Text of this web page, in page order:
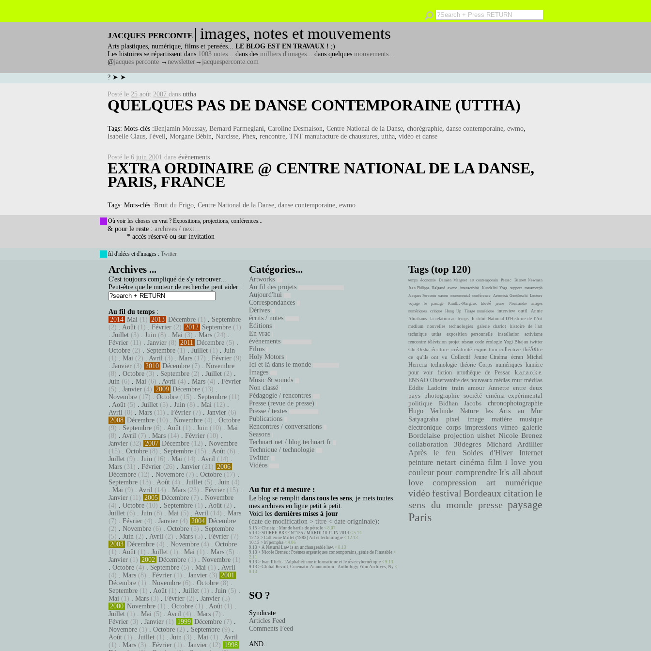
jacques perconte images, notes et mouvements
Arts plastiques, numérique, films et pensées... LE BLOG EST EN TRAVAUX ! ;)
Les histoires se répartissent dans 1003 notes... dans des milliers d'images... dans quelques mouvements...
@jacques perconte → newsletter→ jacquesperconte.com
? ➤ ➤
Posté le 25 août 2007 dans uttha
QUELQUES PAS DE DANSE CONTEMPORAINE (UTTHA)
Tags: Mots-clés :Benjamin Moussay, Bernard Parmegiani, Caroline Desmaison, Centre National de la Danse, chorégraphie, danse contemporaine, ewmo,
Isabelle Claus, l'éveil, Morgane Bébin, Narcisse, Phex, rencontre, TNT manufacture de chaussures, uttha, vidéo et danse
Posté le 6 juin 2001 dans évènements
EXTRA ORDINAIRE @ CENTRE NATIONAL DE LA DANSE,
PARIS, FRANCE
Tags: Mots-clés :Bruit du Frigo, Centre National de la Danse, danse contemporaine, ewmo
Où voir les choses en vrai ? Expositions, projections, conférences...
& pour le reste : archives / next...
* accès réservé ou sur invitation
fil d'idées et d'images : Twitter
Archives ...
C'est toujours compliqué de s'y retrouver...
Peut-être que le moteur de recherche peut aider :
Au fil du temps :
2014 Mai (1) 2013 Décembre (1) . Septembre
(2) . Août (1) . Février (2) 2012 Septembre (1)
. Juillet (3) . Juin (8) . Mai (3) . Mars (24) .
Février (11) . Janvier (8) 2011 Décembre (5) .
Octobre (2) . Septembre (1) . Juillet (1) . Juin
(1) . Mai (2) . Avril (3) . Mars (17) . Février (9)
. Janvier (3) 2010 Décembre (7) . Novembre
(8) . Octobre (3) . Septembre (2) . Juillet (2) .
Juin (6) . Mai (6) . Avril (4) . Mars (4) . Février
(5) . Janvier (4) 2009 Décembre (13) .
Novembre (17) . Octobre (15) . Septembre (11)
. Août (5) . Juillet (5) . Juin (8) . Mai (12) .
Avril (8) . Mars (11) . Février (7) . Janvier (6)
2008 Décembre (10) . Novembre (4) . Octobre
(9) . Septembre (6) . Août (1) . Juin (10) . Mai
(8) . Avril (7) . Mars (14) . Février (10) .
Janvier (32) 2007 Décembre (12) . Novembre
(15) . Octobre (8) . Septembre (15) . Août (6) .
Juillet (9) . Juin (16) . Mai (14) . Avril (14) .
Mars (31) . Février (26) . Janvier (21) 2006
Décembre (12) . Novembre (7) . Octobre (17) .
Septembre (13) . Août (4) . Juillet (5) . Juin (4)
. Mai (9) . Avril (14) . Mars (23) . Février (15) .
Janvier (11) 2005 Décembre (7) . Novembre
(4) . Octobre (10) . Septembre (1) . Août (2) .
Juillet (6) . Juin (8) . Mai (5) . Avril (14) . Mars
(7) . Février (4) . Janvier (4) 2004 Décembre
(2) . Novembre (6) . Octobre (5) . Septembre
(5) . Juin (2) . Avril (2) . Mars (5) . Février (7)
2003 Décembre (4) . Novembre (4) . Octobre
(1) . Août (1) . Juillet (1) . Mai (1) . Mars (5) .
Janvier (1) 2002 Décembre (1) . Novembre (1)
. Octobre (4) . Septembre (5) . Mai (1) . Avril
(4) . Mars (8) . Février (1) . Janvier (3) 2001
Décembre (1) . Novembre (6) . Octobre (8) .
Septembre (1) . Août (1) . Juillet (1) . Juin (5) .
Mai (1) . Mars (3) . Février (2) . Janvier (5)
2000 Novembre (1) . Octobre (1) . Août (1) .
Juillet (1) . Mai (5) . Avril (4) . Mars (7) .
Février (3) . Janvier (1) 1999 Décembre (7) .
Novembre (1) . Octobre (2) . Septembre (9) .
Août (1) . Juillet (1) . Juin (3) . Mai (1) . Avril
(1) . Mars (3) . Février (1) . Janvier (12) 1998
Catégories...
Artworks
Au fil des projets
Aujourd'hui
Correspondances
Dérives
écrits / notes
Éditions
En vrac
évènements
Films
Holy Motors
Ici et là dans le monde
Images
Music & sounds
Non classé
Pédagogie / rencontres
Presse (revue de presse)
Presse / textes
Publications
Rencontres / conversations
Seasons
Technart.net / blog.technart.fr
Technique / technologie
Twitter
Vidéos
Au fur et à mesure :
Le blog se remplit dans tous les sens, je mets toutes
mes archives en ligne petit à petit.
Voici les dernières mises à jour
(date de modification > titre < date origninale):
5.15 > Christo : Mur de barils de pétrole < 8.07
5.14 > SOIRÉE BREF N°155 / MARDI 10 JUIN 2014 < 5.14
12.13 > Catherine Millet (1983) Art et technologie < 12.13
10.13 > M'pempba < 4.06
9.13 > A Natural Law is an unchangeable law. < 8.13
9.13 > Nicole Brenez : Poèmes argentiques contemporains, génie de l'instable <
2.11
9.13 > Ivan Illich - L’alphabétisme informatique et le rêve cybernétique < 9.13
9.13 > Global Revolt, Cinematic Ammunition : Anthology Film Archives, Ny <
9.13
SO ?
Syndicate
Articles Feed
Comments Feed
AND:
Tags (top 120)
temps économie Damien Marguet art contemporain Pessac
Barnett Newman
Jean-Philippe Halgand
ewmo interactivité Kundalini Yoga support
metamorph
Jacques Perconte uaoen monumental conférence Artemisia Gentileschi Lecture
voyage
le passage Pauillac-Margaux liberté jaune Normandie
images
numériques
critique Hung Up Tirage numérique interview outil
Annie
Abrahams
la relation au temps
Institut National D'Histoire de l'Art
medium
nouvelles technologies galerie charlot
histoire de l'art
technique
uttha exposition personnelle installation activisme
rencontre télévision projet réseau code écologie Yogi Bhajan twitter
Chi Ocsha écriture créativité exposition collective théÃ¢tre
ce qu'ils ont vu
Collectif Jeune Cinéma écran
Michel
Herreria technologie théorie Corps numériques lumière
pour voir fiction artothèque de Pessac
k.a.r.a.o.k.e.
ENSAD Observatoire des nouveaux médias mur médias
Eddie Ladoire
train amour Annette entre deux
pays photographie société cinéma expérimental
politique
Bidhan Jacobs
chronophotographie
Hugo Verlinde
Nature
les Arts au Mur
Satyagraha
pixel image matière
musique
électronique corps impressions vimeo
galerie
Bordelaise projection uishet Nicole Brenez
collaboration
38degres
Michard Ardillier
Après le feu
Soldes d'Hiver
Internet
peinture netart cinéma film I love you
couleur pour comprendre It's all about
love
compression art numérique
vidéo festival Bordeaux citation le
sens du monde presse paysage
Paris